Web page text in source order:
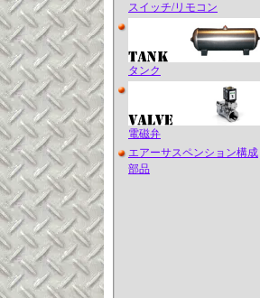
スイッチ/リモコン
タンク
電磁弁
エアーサスペンション構成
部品